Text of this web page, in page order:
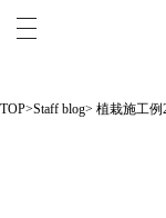
TOP>Staff blog> 植栽施工